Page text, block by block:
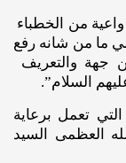
من الخطباء
ما من شانه رفع
والتعريف
السلام”.
تعمل برعاية
العظمى السيد